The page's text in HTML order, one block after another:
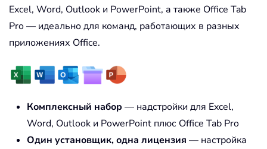
Excel, Word, Outlook и PowerPoint, а также Office Tab
Pro — идеально для команд, работающих в разных
приложениях Office.
Комплексный набор — надстройки для Excel,
Word, Outlook и PowerPoint плюс Office Tab Pro
Один установщик, одна лицензия — настройка